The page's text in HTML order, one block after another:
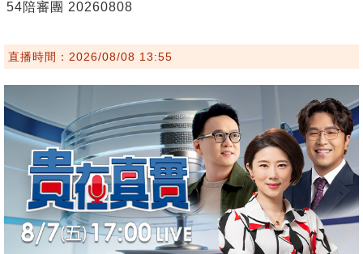
54陪審團 20260808
直播時間：2026/08/08 13:55